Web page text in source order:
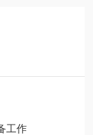
工作